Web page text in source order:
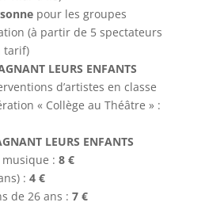
pour les groupes
(à partir de 5 spectateurs
tarif)
LEURS ENFANTS
d’artistes en classe
« Collège au Théâtre » :
LEURS ENFANTS
musique : 8 €
: 4 €
de 26 ans : 7 €